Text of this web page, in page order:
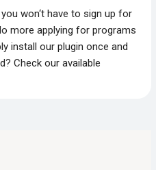
won‘t have to sign up for
more applying for programs
install our plugin once and
Check our available